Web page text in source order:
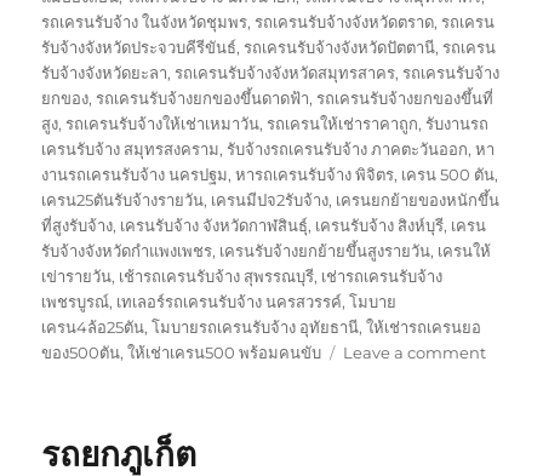
รถเครนรับจ้าง ในจังหวัดชุมพร,รถเครนรับจ้างจังหวัดตราด,รถเครน
รับจ้างจังหวัดประจวบคีรีขันธ์,รถเครนรับจ้างจังหวัดปัตตานี,รถเครน
รับจ้างจังหวัดยะลา,รถเครนรับจ้างจังหวัดสมุทรสาคร,รถเครนรับจ้าง
ยกของ,รถเครนรับจ้างยกของขึ้นดาดฟ้า,รถเครนรับจ้างยกของขึ้นที่
สูง,รถเครนรับจ้างให้เช่าเหมาวัน,รถเครนให้เช่าราคาถูก,รับงานรถ
เครนรับจ้าง สมุทรสงคราม,รับจ้างรถเครนรับจ้าง ภาคตะวันออก,หา
งานรถเครนรับจ้าง นครปฐม,หารถเครนรับจ้าง พิจิตร, เครน 500 ตัน,
เครน25ตันรับจ้างรายวัน, เครนมีปจ2รับจ้าง, เครนยกย้ายของหนักขึ้น
ที่สูงรับจ้าง, เครนรับจ้าง จังหวัดกาฬสินธุ์, เครนรับจ้าง สิงห์บุรี, เครน
รับจ้างจังหวัดกำแพงเพชร, เครนรับจ้างยกย้ายขึ้นสูงรายวัน, เครนให้
เข่ารายวัน, เช้ารถเครนรับจ้าง สุพรรณบุรี, เช่ารถเครนรับจ้าง
เพชรบูรณ์, เทเลอร์รถเครนรับจ้าง นครสวรรค์,โมบาย
เครน4ล้อ25ตัน,โมบายรถเครนรับจ้าง อุทัยธานี,ให้เช่ารถเครนยอ
ของ500ตัน,ให้เช่าเครน500 พร้อมคนขับ Leave a commenton
รถยกภูเก็ต